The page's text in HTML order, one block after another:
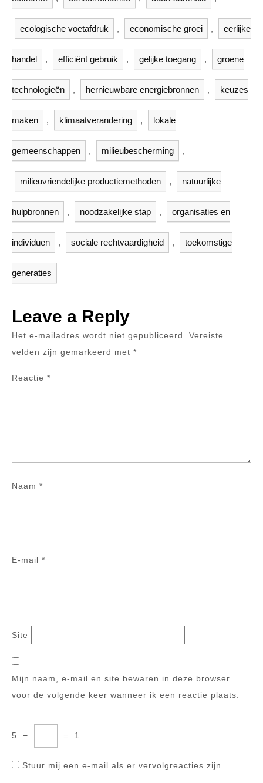
ecologische voetafdruk , economische groei , eerlijke
handel , efficiënt gebruik , gelijke toegang , groene
technologieën , hernieuwbare energiebronnen , keuzes
maken , klimaatverandering , lokale
gemeenschappen , milieubescherming ,
milieuvriendelijke productiemethoden , natuurlijke
hulpbronnen , noodzakelijke stap , organisaties en
individuen , sociale rechtvaardigheid , toekomstige
generaties
Leave a Reply
Het e-mailadres wordt niet gepubliceerd.
Vereiste
velden zijn gemarkeerd met *
Reactie *
Naam *
E-mail *
Site
Mijn naam, e-mail en site bewaren in deze browser
voor de volgende keer wanneer ik een reactie plaats.
5 − = 1
Stuur mij een e-mail als er vervolgreacties zijn.